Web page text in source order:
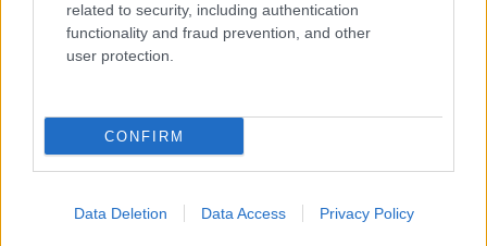
related to security, including authentication
functionality and fraud prevention, and other
user protection.
CONFIRM
Data Deletion Data Access Privacy Policy
Calangianus, dopo le polemiche il centro
accoglienza minori chiude
Olbia, divieto di sosta contro spaccio e degrado:
esplode la protesta
Pausa caffè impeccabile: come scegliere la